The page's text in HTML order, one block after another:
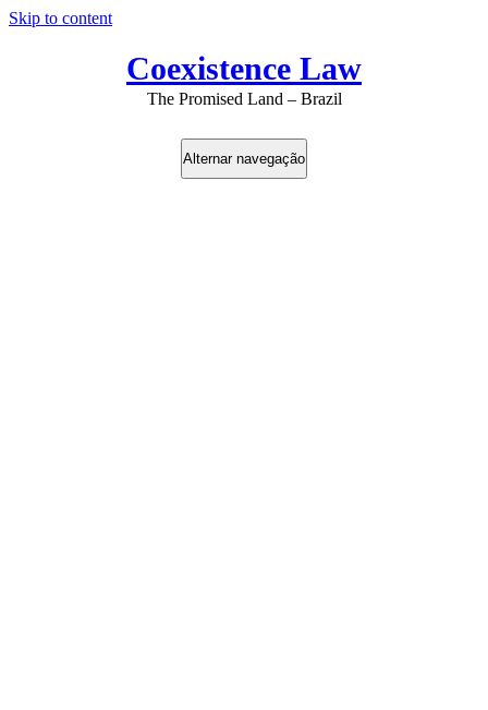
Skip to content
Coexistence Law
The Promised Land – Brazil
Alternar navegação